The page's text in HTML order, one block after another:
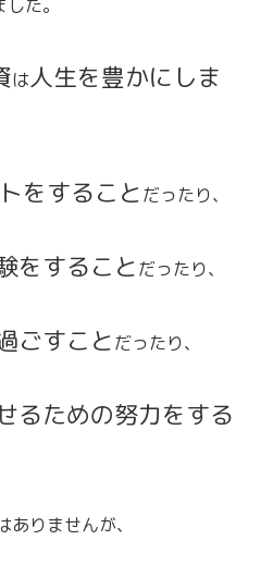
た。
は人生を豊かにしま
をすることだったり、
をすることだったり、
ごすことだったり、
るための努力をする
りませんが、